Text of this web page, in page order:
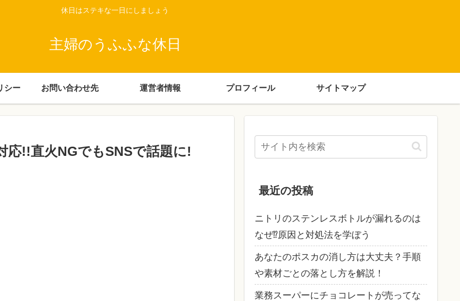
休日はステキな一日にしましょう
主婦のうふふな休日
シー お問い合わせ先 運営者情報 プロフィール サイトマップ
応!!直火NGでもSNSで話題に!
最近の投稿
ニトリのステンレスボトルが漏れるのは
なぜ⁉原因と対処法を学ぼう
あなたのポスカの消し方は大丈夫？手順
や素材ごとの落とし方を解説！
業務スーパーにチョコレートが売ってな